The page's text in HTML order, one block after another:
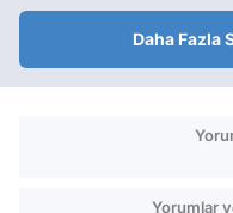
Daha Fazla
Yorumlar